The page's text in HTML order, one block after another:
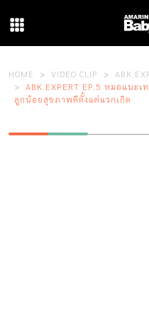
HOME VIDEO CLIP
ABK
ABK EXPERT EP.5 หมอแนะ
ลูกน้อยสุขภาพดีตั้งแต่แรกเกิด